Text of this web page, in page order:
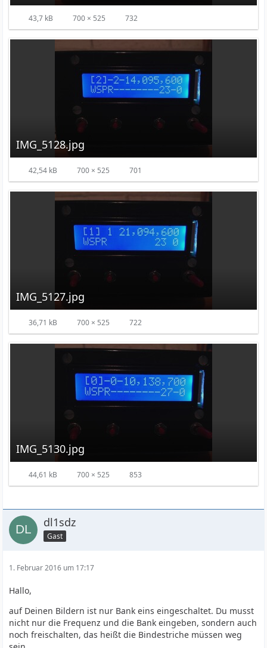
43,7 kB 700 × 525 732
IMG_5128.jpg
42,54 kB 700 × 525 701
IMG_5127.jpg
36,71 kB 700 × 525 722
IMG_5130.jpg
44,61 kB 700 × 525 853
dl1sdz
Gast
1. Februar 2016 um 17:17
Hallo,
auf Deinen Bildern ist nur Bank eins eingeschaltet. Du musst
nicht nur die Frequenz und die Bank eingeben, sondern auch
noch freischalten, das heißt die Bindestriche müssen weg